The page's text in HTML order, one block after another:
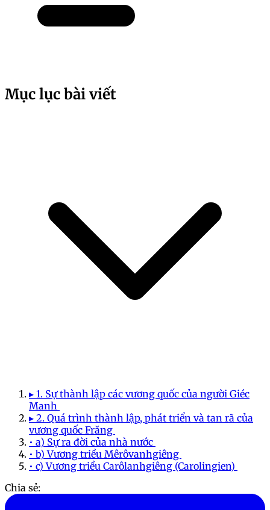
Mục lục bài viết
▸ 1. Sự thành lập các vương quốc của người Giéc
Manh
▸ 2. Quá trình thành lập, phát triển và tan rã của
vương quốc Frăng
• a) Sự ra đời của nhà nước
• b) Vương triều Mêrôvanhgiêng
• c) Vương triều Carôlanhgiêng (Carolingien)
Chia sẻ: